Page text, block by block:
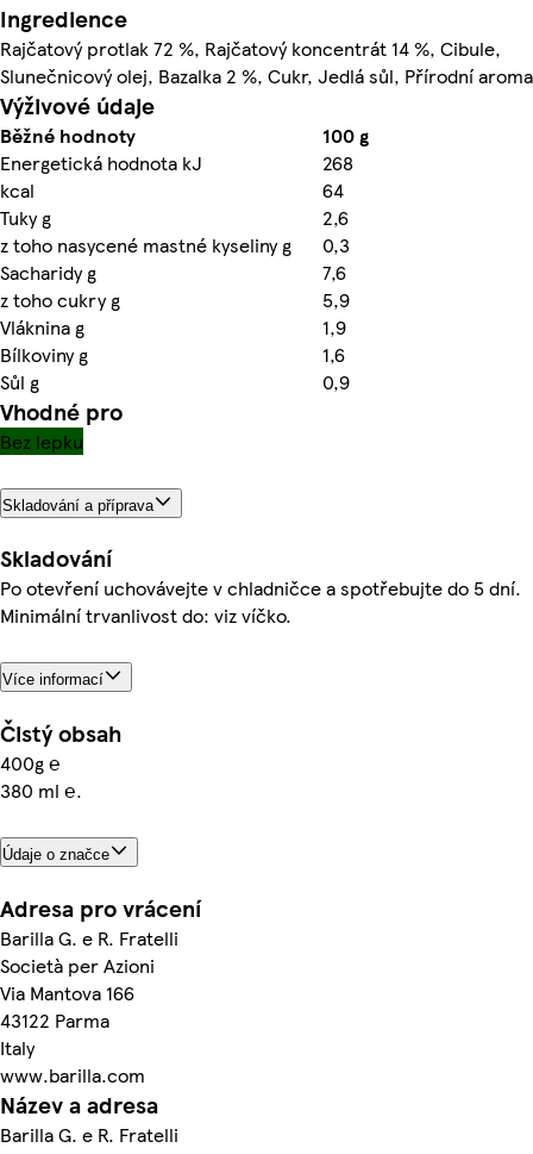
Ingredience
Rajčatový protlak 72 %, Rajčatový koncentrát 14 %, Cibule,
Slunečnicový olej, Bazalka 2 %, Cukr, Jedlá sůl, Přírodní aroma
Výživové údaje
Běžné hodnoty
100 g
Energetická hodnota kJ
268
kcal
64
Tuky g
2,6
z toho nasycené mastné kyseliny g
0,3
Sacharidy g
7,6
z toho cukry g
5,9
Vláknina g
1,9
Bílkoviny g
1,6
Sůl g
0,9
Vhodné pro
Bez lepku
Skladování a příprava
Skladování
Po otevření uchovávejte v chladničce a spotřebujte do 5 dní.
Minimální trvanlivost do: viz víčko.
Více informací
Čistý obsah
400g ℮
380 ml ℮.
Údaje o značce
Adresa pro vrácení
Barilla G. e R. Fratelli
Società per Azioni
Via Mantova 166
43122 Parma
Italy
www.barilla.com
Název a adresa
Barilla G. e R. Fratelli